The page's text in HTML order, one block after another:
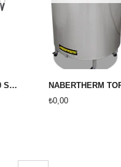
NABERTHERM TOP60 SERAMİK VE PORSELEN FIRINI ( YENİ AC 590 KUMANDA PANELLİ)
₺0,00